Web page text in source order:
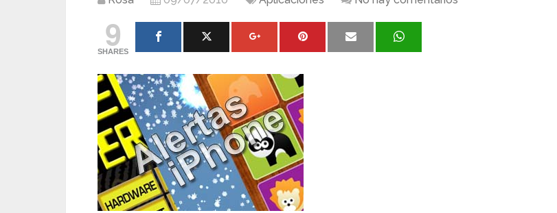
9
SHARES